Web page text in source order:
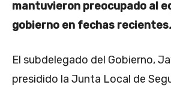
mantuvieron preocupado al
gobierno en fechas recientes.
El subdelegado del Gobierno,
presidido la Junta Local de